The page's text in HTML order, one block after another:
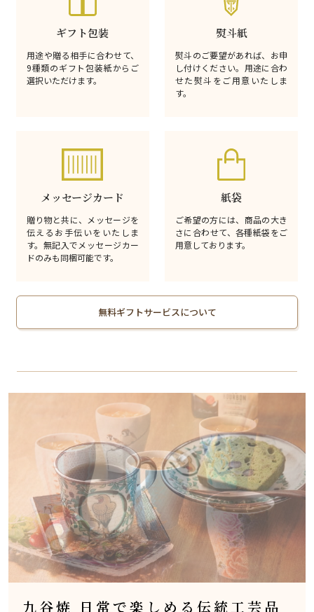
ギフト包装
用途や贈る相手に合わせて、
9種類のギフト包装紙からご
選択いただけます。
熨斗紙
熨斗のご要望があれば、お申
し付けください。用途に合わ
せた熨斗をご用意いたしま
す。
メッセージカード
贈り物と共に、メッセージを
伝えるお手伝いをいたしま
す。無記入でメッセージカー
ドのみも同梱可能です。
紙袋
ご希望の方には、商品の大き
さに合わせて、各種紙袋をご
用意しております。
無料ギフトサービスについて
九谷焼 日常で楽しめる伝統工芸品